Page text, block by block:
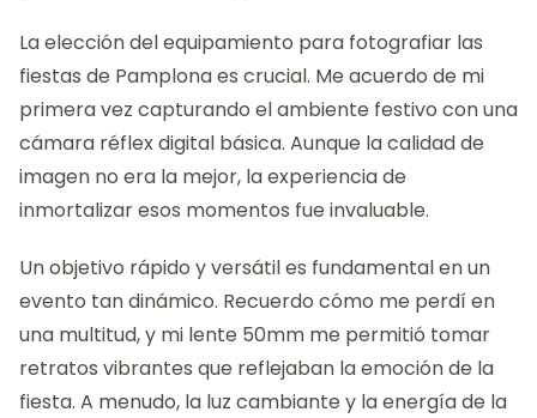
La elección del equipamiento para fotografiar las
fiestas de Pamplona es crucial. Me acuerdo de mi
primera vez capturando el ambiente festivo con una
cámara réflex digital básica. Aunque la calidad de
imagen no era la mejor, la experiencia de
inmortalizar esos momentos fue invaluable.
Un objetivo rápido y versátil es fundamental en un
evento tan dinámico. Recuerdo cómo me perdí en
una multitud, y mi lente 50mm me permitió tomar
retratos vibrantes que reflejaban la emoción de la
fiesta. A menudo, la luz cambiante y la energía de la